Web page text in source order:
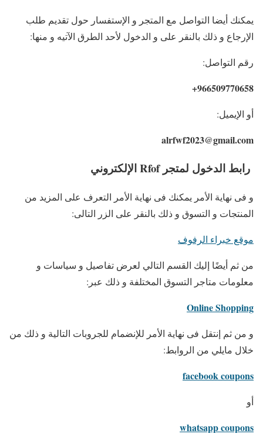
يمكنك أيضا التواصل مع المتجر و الإستفسار حول تقديم طلب
الإرجاع و ذلك بالنقر على و الدخول لأحد الطرق الآتيه و منها:
رقم التواصل:
966509770658+
أو الإيميل:
alrfwf2023@gmail.com
رابط الدخول لمتجر Rfof الإلكتروني
و فى نهاية الأمر يمكنك فى نهاية الأمر التعرف على المزيد من
المنتجات و التسوق و ذلك بالنقر على الزر التالى:
موقع خبراء الرفوف
من ثم أيضًا إليك القسم التالي لعرض تفاصيل و سياسات و
معلومات متاجر التسوق المختلفة و ذلك عبر:
Online Shopping
و من ثم إنتقل فى نهاية الأمر للإنضمام للجروبات التالية و ذلك من
خلال مايلي من الروابط:
facebook coupons
أو
whatsapp coupons